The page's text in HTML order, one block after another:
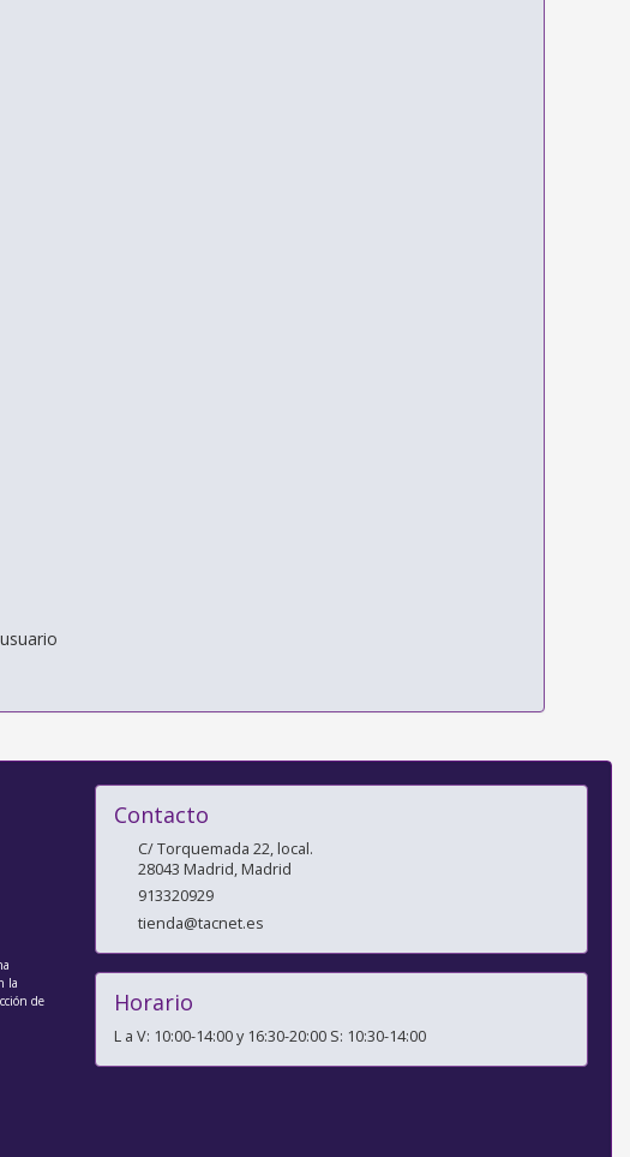
la
de
Contacto
C/ Torquemada 22, local.
28043 Madrid,Madrid
913320929
tienda@tacnet.es
Horario
L a V: 10:00-14:00 y 16:30-20:00 S: 10:30-14:00